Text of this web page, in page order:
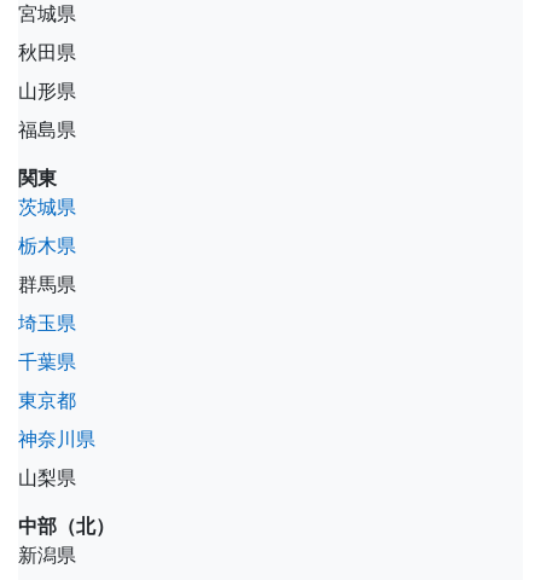
宮城県
秋田県
山形県
福島県
関東
茨城県
栃木県
群馬県
埼玉県
千葉県
東京都
神奈川県
山梨県
中部（北）
新潟県